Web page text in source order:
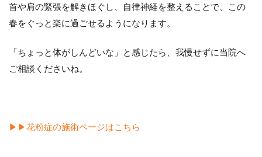
首や肩の緊張を解きほぐし、自律神経を整えることで、この
春をぐっと楽に過ごせるようになります。
「ちょっと体がしんどいな」と感じたら、我慢せずに当院へ
ご相談くださいね。
▶▶花粉症の施術ページはこちら